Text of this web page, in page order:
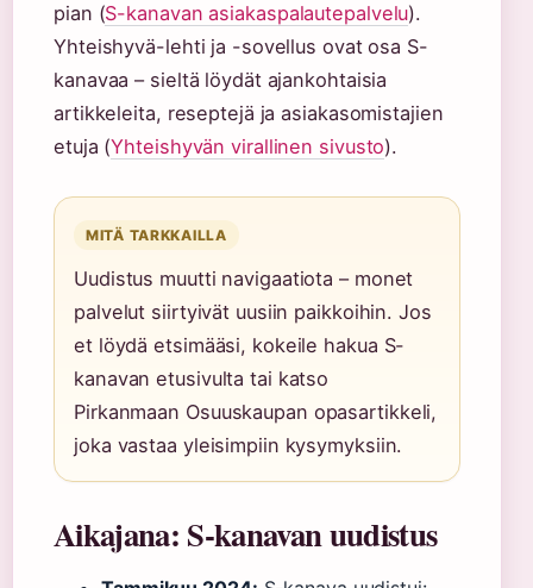
pian (S-kanavan asiakaspalautepalvelu).
Yhteishyvä-lehti ja -sovellus ovat osa S-
kanavaa – sieltä löydät ajankohtaisia
artikkeleita, reseptejä ja asiakasomistajien
etuja (Yhteishyvän virallinen sivusto).
MITÄ TARKKAILLA
Uudistus muutti navigaatiota – monet
palvelut siirtyivät uusiin paikkoihin. Jos
et löydä etsimääsi, kokeile hakua S-
kanavan etusivulta tai katso
Pirkanmaan Osuuskaupan opasartikkeli,
joka vastaa yleisimpiin kysymyksiin.
Aikajana: S-kanavan uudistus